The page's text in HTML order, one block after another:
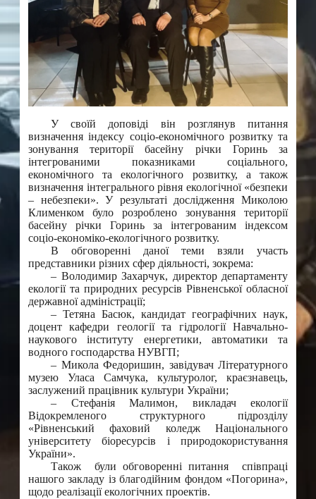
У своїй доповіді він розглянув питання
визначення індексу соціо-економічного розвитку та
зонування території басейну річки Горинь за
інтегрованими показниками соціального,
економічного та екологічного розвитку, а також
визначення інтегрального рівня екологічної «безпеки
– небезпеки». У результаті дослідження Миколою
Клименком було розроблено зонування території
басейну річки Горинь за інтегрованим індексом
соціо-економіко-екологічного розвитку.
В обговоренні даної теми взяли участь
представники різних сфер діяльності, зокрема:
– Володимир Захарчук, директор департаменту
екології та природних ресурсів Рівненської обласної
державної адміністрації;
– Тетяна Басюк, кандидат географічних наук,
доцент кафедри геології та гідрології Навчально-
наукового інституту енергетики, автоматики та
водного господарства НУВГП;
– Микола Федоришин, завідувач Літературного
музею Уласа Самчука, культуролог, краєзнавець,
заслужений працівник культури України;
– Стефанія Малимон, викладач екології
Відокремленого структурного підрозділу
«Рівненський фаховий коледж Національного
університету біоресурсів і природокористування
України».
Також були обговоренні питання співпраці
нашого закладу із благодійним фондом «Погорина»,
щодо реалізації екологічних проектів.